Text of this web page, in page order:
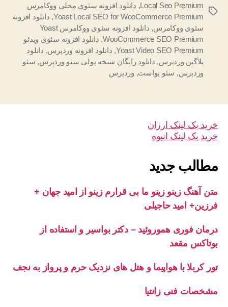
برچسب‌ها
Local Seo Premium
, دانلود افزونه سئوی محلی ووکامرس
Yoast Local SEO for WooCommerce Premium
, دانلود افزونه
سئوی ووکامرس,
دانلود افزونه سئوی ووکامرس Yoast
WooCommerce SEO Premium
, دانلود افزونه سئوی ویدئو
Yoast Video SEO Premium
, دانلود افزونه وردپرس, دانلود
پلاگین وردپرس, دانلود رایگان نسخه پولی سئو وردپرس, سئو
وردپرس, سئو یواست, وردپرس
خرید بک لینک ارزان
خرید بک لینک انبوه
مطالب جدید
متن آهنگ زینو زینو ما بی قرارم زینو از امید جهان +
فرزین+ امید حاجیلی
درمان فوری هموروئید – دکتر بواسیر و استفاده از
بوتاکس مقعد
تور کربلا با هواپیما و هتل های نزدیک حرم و پرواز به نجف
مشخصات فنی زانتیا